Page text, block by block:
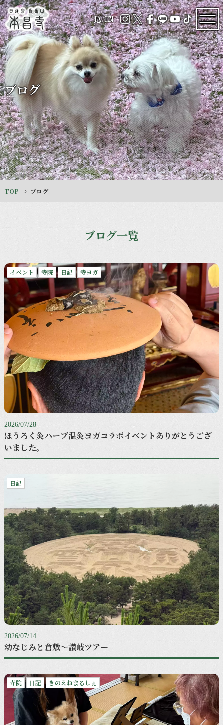
JA/EN
ブログ
TOP ブログ
ブログ一覧
イベント 寺院 日記 寺ヨガ
2026/07/28
ほうろく灸ハーブ温灸ヨガコラボイベントありがとうござ
いました。
日記
2026/07/14
幼なじみと倉敷〜讃岐ツアー
寺院 日記 きのえねまるしぇ